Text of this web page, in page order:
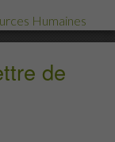
Humaines
de